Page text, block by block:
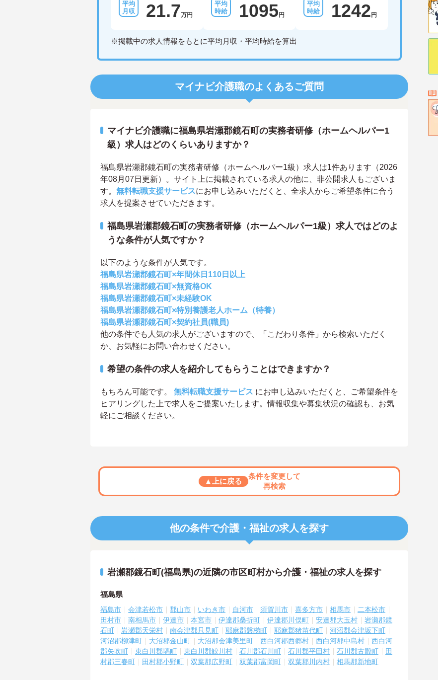
21.7万円 1095 円 1242 円
※掲載中の求人情報をもとに平均月収・平均時給を算出
マイナビ介護職のよくあるご質問
マイナビ介護職に福島県岩瀬郡鏡石町の実務者研修（ホームヘルパー1
級）求人はどのくらいありますか？
福島県岩瀬郡鏡石町の実務者研修（ホームヘルパー1級）求人は1件あります（2026
年08月07日更新）。サイト上に掲載されている求人の他に、非公開求人もございま
す。 無料転職支援サービスにお申し込みいただくと、全求人からご希望条件に合う
求人を提案させていただきます。
福島県岩瀬郡鏡石町の実務者研修（ホームヘルパー1級）求人ではどのよ
うな条件が人気ですか？
以下のような条件が人気です。
福島県岩瀬郡鏡石町×年間休日110日以上
福島県岩瀬郡鏡石町×無資格OK
福島県岩瀬郡鏡石町×未経験OK
福島県岩瀬郡鏡石町×特別養護老人ホーム（特養）
福島県岩瀬郡鏡石町×契約社員(職員)
他の条件でも人気の求人がございますので、「こだわり条件」から検索いただく
か、お気軽にお問い合わせください。
希望の条件の求人を紹介してもらうことはできますか？
もちろん可能です。 無料転職支援サービス にお申し込みいただくと、ご希望条件を
ヒアリングした上で求人をご提案いたします。情報収集や募集状況の確認も、お気
軽にご相談ください。
▲上に戻る
条件を変更して
再検索
他の条件で介護・福祉の求人を探す
岩瀬郡鏡石町(福島県)の近隣の市区町村から介護・福祉の求人を探す
福島県
福島市 会津若松市 郡山市 いわき市 白河市 須賀川市 喜多方市 相馬市
二本松市
田村市
南相馬市 伊達市 本宮市 伊達郡桑折町 伊達郡川俣町 安達郡大玉村
岩瀬郡鏡
石町
岩瀬郡天栄村 南会津郡只見町 耶麻郡磐梯町 耶麻郡猪苗代町
河沼郡会津坂下町
河沼郡柳津町
大沼郡金山町 大沼郡会津美里町 西白河郡西郷村 西白河郡中島村
西白河
郡矢吹町
東白川郡塙町 東白川郡鮫川村 石川郡石川町 石川郡平田村 石川郡古殿町
田
村郡三春町
田村郡小野町 双葉郡広野町 双葉郡富岡町 双葉郡川内村 相馬郡新地町